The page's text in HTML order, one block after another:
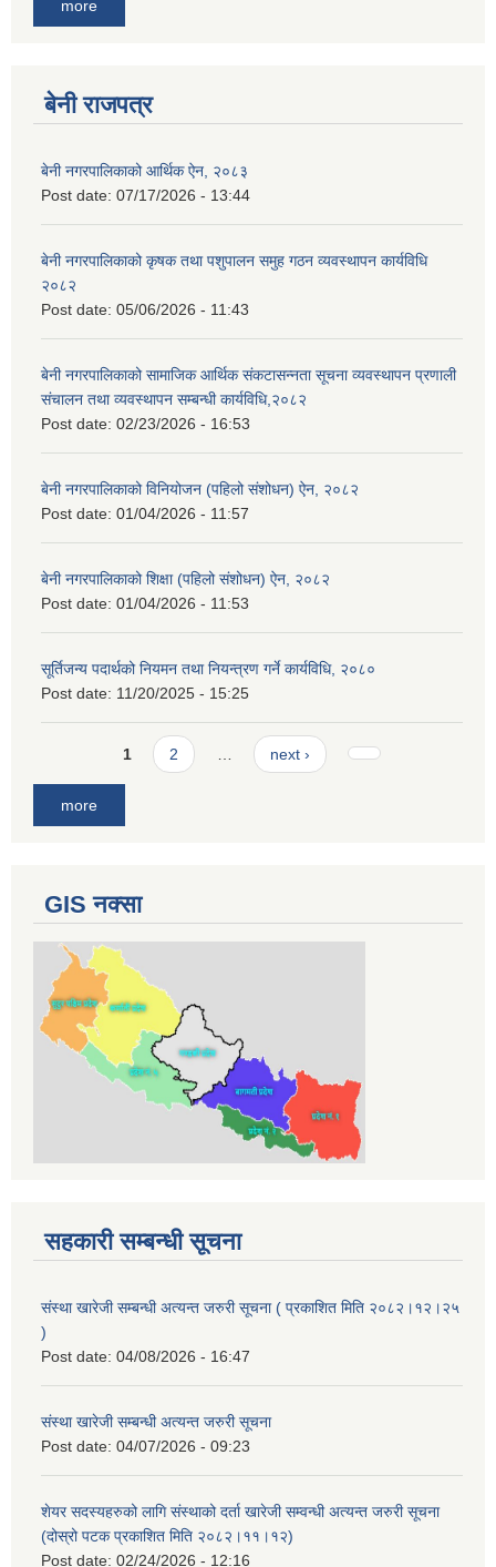
more
बेनी राजपत्र
बेनी नगरपालिकाको आर्थिक ऐन, २०८३
Post date: 07/17/2026 - 13:44
बेनी नगरपालिकाको कृषक तथा पशुपालन समुह गठन व्यवस्थापन कार्यविधि
२०८२
Post date: 05/06/2026 - 11:43
बेनी नगरपालिकाको सामाजिक आर्थिक संकटासन्नता सूचना व्यवस्थापन प्रणाली
संचालन तथा व्यवस्थापन सम्बन्धी कार्यविधि,२०८२
Post date: 02/23/2026 - 16:53
बेनी नगरपालिकाको विनियोजन (पहिलो संशोधन) ऐन, २०८२
Post date: 01/04/2026 - 11:57
बेनी नगरपालिकाको शिक्षा (पहिलो संशोधन) ऐन, २०८२
Post date: 01/04/2026 - 11:53
सूर्तिजन्य पदार्थको नियमन तथा नियन्त्रण गर्ने कार्यविधि, २०८०
Post date: 11/20/2025 - 15:25
Pages1 2 next ›
more
GIS नक्सा
सहकारी सम्बन्धी सूचना
संस्था खारेजी सम्बन्धी अत्यन्त जरुरी सूचना ( प्रकाशित मिति २०८२।१२।२५
)
Post date: 04/08/2026 - 16:47
संस्था खारेजी सम्बन्धी अत्यन्त जरुरी सूचना
Post date: 04/07/2026 - 09:23
शेयर सदस्यहरुको लागि संस्थाको दर्ता खारेजी सम्वन्धी अत्यन्त जरुरी सूचना
(दोस्रो पटक प्रकाशित मिति २०८२।११।१२)
Post date: 02/24/2026 - 12:16